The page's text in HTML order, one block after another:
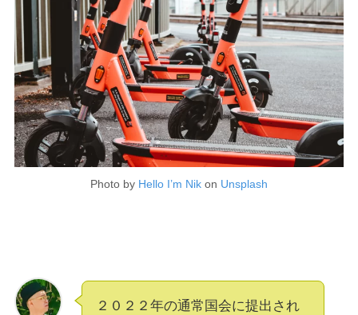
Photo by Hello I’m Nik on Unsplash
２０２２年の通常国会に提出され